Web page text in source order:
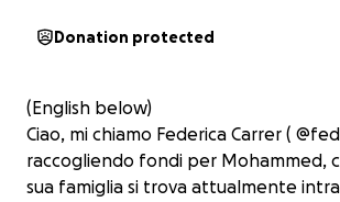
Donation protected
(English below)
Ciao, mi chiamo Federica Carrer (
raccogliendo fondi per Mohammed,
sua famiglia si trova attualmente